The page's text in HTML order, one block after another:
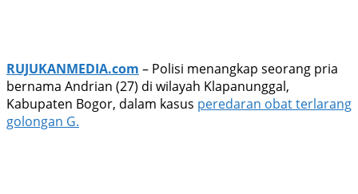
RUJUKANMEDIA.com – Polisi menangkap seorang pria
bernama Andrian (27) di wilayah Klapanunggal,
Kabupaten Bogor, dalam kasus peredaran obat terlarang
golongan G.